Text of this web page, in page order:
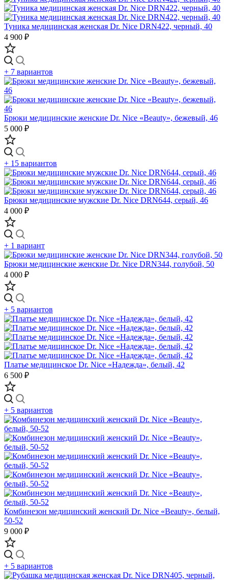
Туника медицинская женская Dr. Nice DRN422, черный, 40
4 900 ₽
+ 7 вариантов
Брюки медицинские женские Dr. Nice «Beauty», бежевый, 46
5 000 ₽
+ 15 вариантов
Брюки медицинские мужские Dr. Nice DRN644, серый, 46
4 000 ₽
+ 1 вариант
Брюки медицинские женские Dr. Nice DRN344, голубой, 50
4 000 ₽
+ 5 вариантов
Платье медицинское Dr. Nice «Надежда», белый, 42
6 500 ₽
+ 5 вариантов
Комбинезон медицинский женский Dr. Nice «Beauty», белый,
50-52
9 000 ₽
+ 5 вариантов